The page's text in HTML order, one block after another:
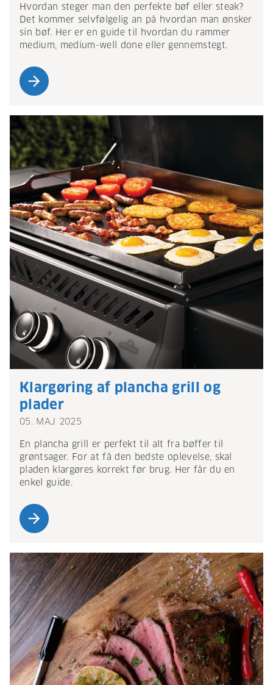
Hvordan steger man den perfekte bøf eller steak?
Det kommer selvfølgelig an på hvordan man ønsker
sin bøf. Her er en guide til hvordan du rammer
medium, medium-well done eller gennemstegt.
arrow_forward
Klargøring af plancha grill og
plader
05. MAJ 2025
En plancha grill er perfekt til alt fra bøffer til
grøntsager. For at få den bedste oplevelse, skal
pladen klargøres korrekt før brug. Her får du en
enkel guide.
arrow_forward